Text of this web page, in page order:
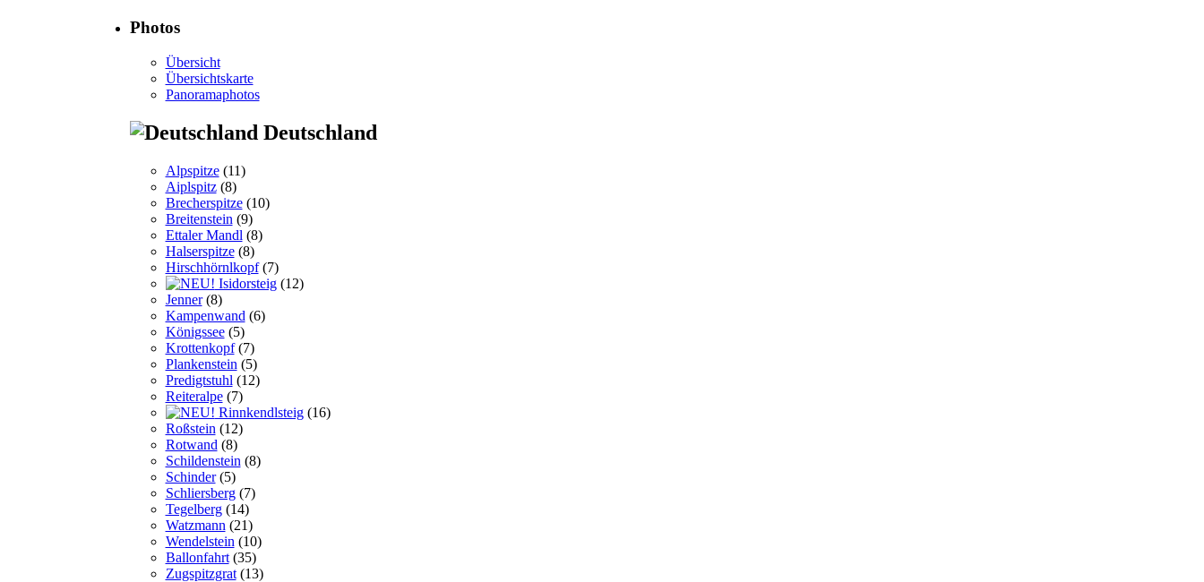
Photos
Übersicht
Übersichtskarte
Panoramaphotos
Deutschland
Alpspitze(11)
Aiplspitz(8)
Brecherspitze(10)
Breitenstein (9)
Ettaler Mandl (8)
Halserspitze(8)
Hirschhörnlkopf(7)
Isidorsteig(12)
Jenner(8)
Kampenwand (6)
Königssee(5)
Krottenkopf(7)
Plankenstein (5)
Predigtstuhl (12)
Reiteralpe(7)
Rinnkendlsteig(16)
Roßstein (12)
Rotwand (8)
Schildenstein (8)
Schinder(5)
Schliersberg(7)
Tegelberg(14)
Watzmann (21)
Wendelstein (10)
Ballonfahrt(35)
Zugspitzgrat(13)